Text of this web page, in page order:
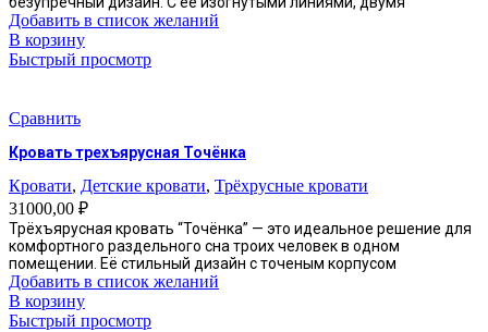
Добавить в список желаний
В корзину
Быстрый просмотр
Сравнить
Кровать трехъярусная Точёнка
Кровати, Детские кровати, Трёхрусные кровати
31000,00 ₽
Трёхъярусная кровать “Точёнка” — это идеальное решение для
комфортного раздельного сна троих человек в одном
помещении. Её стильный дизайн с точеным корпусом
Добавить в список желаний
В корзину
Быстрый просмотр